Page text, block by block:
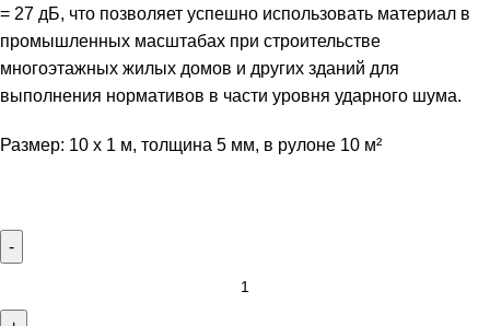
= 27 дБ, что позволяет успешно использовать материал в
промышленных масштабах при строительстве
многоэтажных жилых домов и других зданий для
выполнения нормативов в части уровня ударного шума.
Размер: 10 х 1 м, толщина 5 мм, в рулоне 10 м²